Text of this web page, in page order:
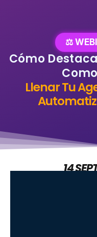
⚖️
Cómo
Llenar Tu
14